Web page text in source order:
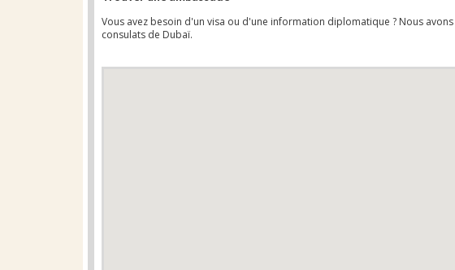
Vous avez besoin d'un visa ou d'une information diplomatique ? Nous
consulats de Dubaï.